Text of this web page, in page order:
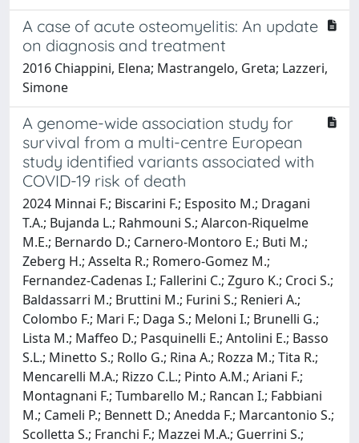
A case of acute osteomyelitis: An update
on diagnosis and treatment
2016 Chiappini, Elena; Mastrangelo, Greta; Lazzeri,
Simone
A genome-wide association study for
survival from a multi-centre European
study identified variants associated with
COVID-19 risk of death
2024 Minnai F.; Biscarini F.; Esposito M.; Dragani
T.A.; Bujanda L.; Rahmouni S.; Alarcon-Riquelme
M.E.; Bernardo D.; Carnero-Montoro E.; Buti M.;
Zeberg H.; Asselta R.; Romero-Gomez M.;
Fernandez-Cadenas I.; Fallerini C.; Zguro K.; Croci S.;
Baldassarri M.; Bruttini M.; Furini S.; Renieri A.;
Colombo F.; Mari F.; Daga S.; Meloni I.; Brunelli G.;
Lista M.; Maffeo D.; Pasquinelli E.; Antolini E.; Basso
S.L.; Minetto S.; Rollo G.; Rina A.; Rozza M.; Tita R.;
Mencarelli M.A.; Rizzo C.L.; Pinto A.M.; Ariani F.;
Montagnani F.; Tumbarello M.; Rancan I.; Fabbiani
M.; Cameli P.; Bennett D.; Anedda F.; Marcantonio S.;
Scolletta S.; Franchi F.; Mazzei M.A.; Guerrini S.;